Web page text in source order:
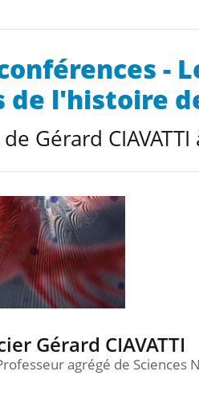
-
de l'histoire
Gérard CIAVATTI
Gérard CIAVATTI
agrégé de